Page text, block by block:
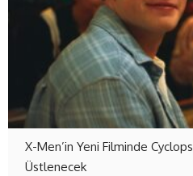
X-Men’in Yeni Filminde
Üstlenecek